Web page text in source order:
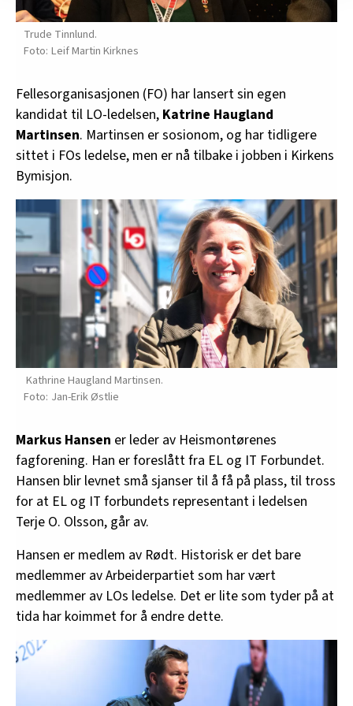
innenfor analyse og annonsering. Disse er angitt i
oversikten lengre ned på denne siden.
Trude Tinnlund.
Leif Martin Kirknes
Fellesorganisasjonen (FO) har lansert sin egen
kandidat til LO-ledelsen, Katrine Haugland
Martinsen. Martinsen er sosionom, og har tidligere
sittet i FOs ledelse, men er nå tilbake i jobben i Kirkens
Bymisjon.
Kathrine Haugland Martinsen.
Jan-Erik Østlie
Markus Hansen er leder av Heismontørenes
fagforening. Han er foreslått fra EL og IT Forbundet.
Hansen blir levnet små sjanser til å få på plass, til tross
for at EL og IT forbundets representant i ledelsen
Terje O. Olsson, går av.
Hansen er medlem av Rødt. Historisk er det bare
medlemmer av Arbeiderpartiet som har vært
medlemmer av LOs ledelse. Det er lite som tyder på at
tida har koimmet for å endre dette.